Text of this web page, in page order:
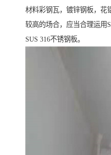
材料彩钢瓦，镀锌钢板，花
较高的场合，应当合理运用
SUS 316不锈钢板。